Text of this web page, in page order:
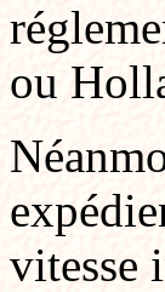
ou
vitesse